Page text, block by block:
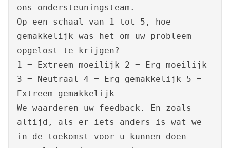
ons ondersteuningsteam.
Op een schaal van 1 tot 5, hoe
gemakkelijk was het om uw probleem
opgelost te krijgen?
1 = Extreem moeilijk 2 = Erg moeilijk
3 = Neutraal 4 = Erg gemakkelijk 5 =
Extreem gemakkelijk
We waarderen uw feedback. En zoals
altijd, als er iets anders is wat we
in de toekomst voor u kunnen doen –